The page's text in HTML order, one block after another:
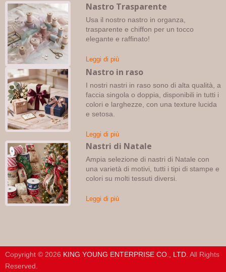
Nastro Trasparente
Usa il nostro nastro in organza,
trasparente e chiffon per un tocco
elegante e raffinato!
Leggi di più
Nastro in raso
I nostri nastri in raso sono di alta qualità, a
faccia singola o doppia, disponibili in tutti i
colori e larghezze, con una texture lucida
e setosa.
Leggi di più
Nastri di Natale
Ampia selezione di nastri di Natale con
una varietà di motivi, tutti i tipi di stampe e
colori su molti tessuti diversi.
Leggi di più
Copyright © 2026 KING YOUNG ENTERPRISE CO., LTD. All Rights
Reserved.